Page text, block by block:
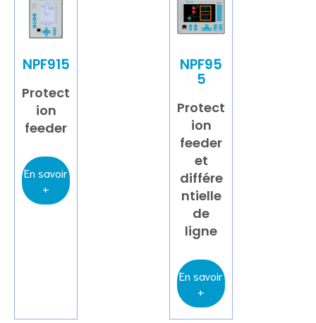
NPF915
Protect
ion
feeder
En savoir
+
NPF95
5
Protect
ion
feeder
et
différe
ntielle
de
ligne
En savoir
+